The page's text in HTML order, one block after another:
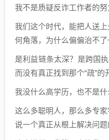
我不是质疑反诈工作者的努
我们这个时代，能把人送
何角落，为什么偏偏治不
是利益链条太深？是跨国执
而没有真正找到那个“疏”的
我没什么高学历，也不是什
这么多聪明人，那么多专家
说一个真正从根上解决问题